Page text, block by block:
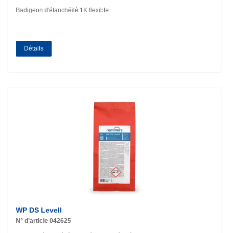
Badigeon d'étanchéité 1K flexible
Détails
WP DS Levell
N° d’article 042625